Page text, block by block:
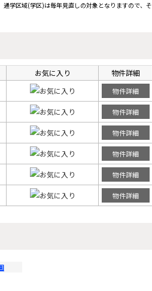
学区域(学区)は毎年見直しの対象となりますので、そ
お気に入り 物件詳細
物件詳細
物件詳細
物件詳細
物件詳細
物件詳細
物件詳細